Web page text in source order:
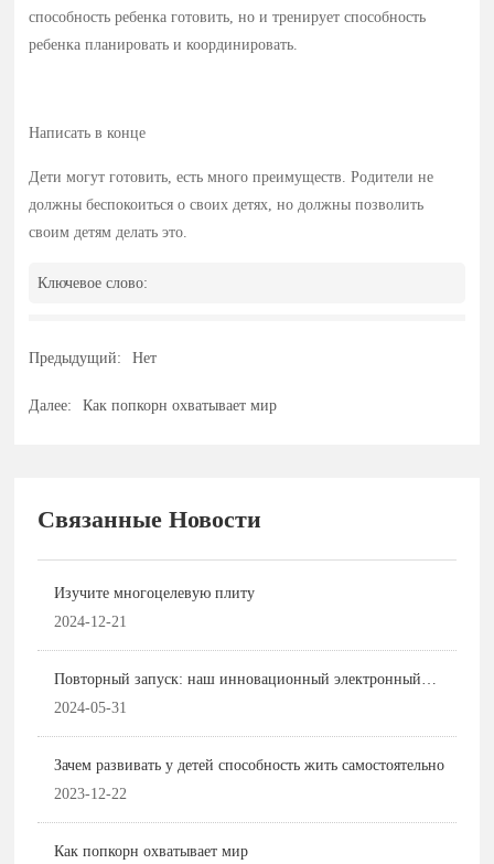
способность ребенка готовить, но и тренирует способность
ребенка планировать и координировать.
Написать в конце
Дети могут готовить, есть много преимуществ. Родители не
должны беспокоиться о своих детях, но должны позволить
своим детям делать это.
Ключевое слово:
Предыдущий: Нет
Далее: Как попкорн охватывает мир
Связанные Новости
Изучите многоцелевую плиту
2024-12-21
Повторный запуск: наш инновационный электронный
ланч-бокс был представлен на 135-й Кантонской ярмарке и
2024-05-31
Зачем развивать у детей способность жить самостоятельно
2023-12-22
Как попкорн охватывает мир